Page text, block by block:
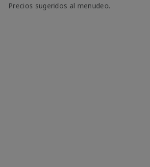
Precios sugeridos al menudeo.